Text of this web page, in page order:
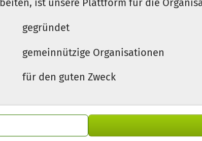
ist unsere Plattform für die
gegründet
gemeinnützige Organisationen
für den guten Zweck